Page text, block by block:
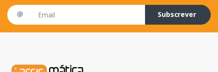
Email address
Subscrever